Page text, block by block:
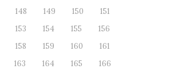
148 149 150
151
153 154 155
156
158 159 160
161
163 164 165
166